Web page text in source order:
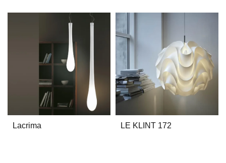
Lacrima LE KLINT 172